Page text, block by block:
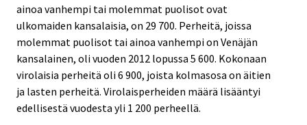
ainoa vanhempi tai molemmat puolisot ovat
ulkomaiden kansalaisia, on 29 700. Perheitä, joissa
molemmat puolisot tai ainoa vanhempi on Venäjän
kansalainen, oli vuoden 2012 lopussa 5 600. Kokonaan
virolaisia perheitä oli 6 900, joista kolmasosa on äitien
ja lasten perheitä. Virolaisperheiden määrä lisääntyi
edellisestä vuodesta yli 1 200 perheellä.